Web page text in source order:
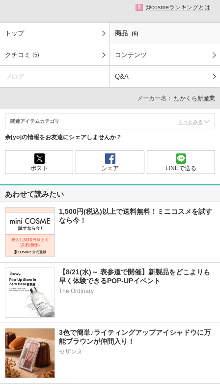
? @cosmeランキングとは
トップ 商品 (6)
クチコミ (5) コンテンツ
ブログ Q&A
メーカー名： たかくら新産業
関連アイテムカテゴリ もっとみる
余[yo]の情報をお友達にシェアしませんか？
ポスト シェア LINEで送る
あわせて読みたい
1,500円(税込)以上で送料無料！ミニコスメを試す
なら今！
【8/21(水)～ 表参道で開催】新製品をどこよりも
早く体験できるPOP-UPイベント
The Ordinary
3色で簡単♪ライティングアップアイシャドウに万
能ブラウンが仲間入り！
セザンヌ